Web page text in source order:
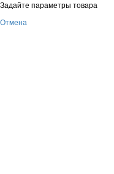
Задайте параметры товара
Отмена